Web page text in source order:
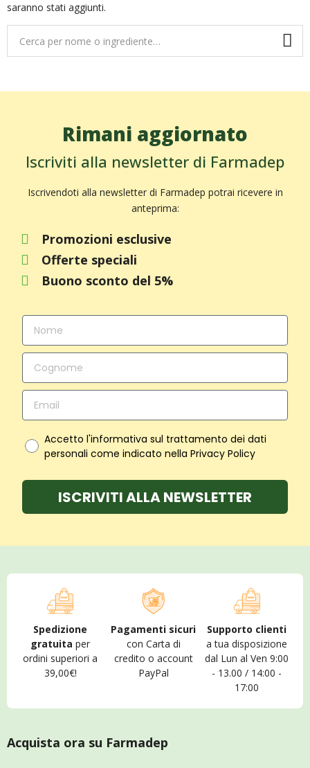
saranno stati aggiunti.
Rimani aggiornato
Iscriviti alla newsletter di Farmadep
Iscrivendoti alla newsletter di Farmadep potrai ricevere in
anteprima:
Promozioni esclusive
Offerte speciali
Buono sconto del 5%
Accetto l'informativa sul trattamento dei dati
personali come indicato nella Privacy Policy
ISCRIVITI ALLA NEWSLETTER
Spedizione
gratuita per
ordini superiori a
39,00€!
Pagamenti sicuri
con Carta di
credito o account
PayPal
Supporto clienti
a tua disposizione
dal Lun al Ven 9:00
- 13.00 / 14:00 -
17:00
Acquista ora su Farmadep